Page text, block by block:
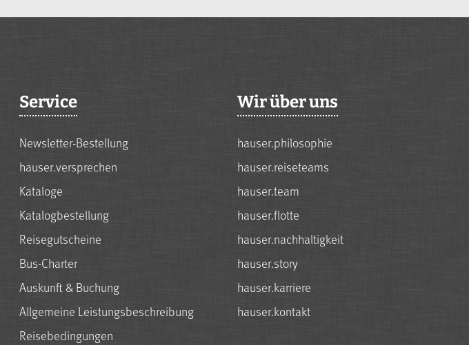
Service
Newsletter-Bestellung
hauser.versprechen
Kataloge
Katalogbestellung
Reisegutscheine
Bus-Charter
Auskunft & Buchung
Allgemeine Leistungsbeschreibung
Reisebedingungen
Wir über uns
hauser.philosophie
hauser.reiseteams
hauser.team
hauser.flotte
hauser.nachhaltigkeit
hauser.story
hauser.karriere
hauser.kontakt